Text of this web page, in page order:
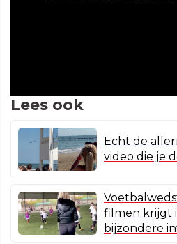
Lees ook
Echt de
video die je
filmen krijgt
bijzondere